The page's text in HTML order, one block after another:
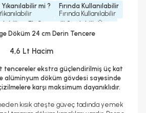
mi ?
Fırında Kullanılabilir
Fırında Kullanılabilir
Ek Garantili Satılabilir Ürün
Hiçbiri
2 Yıl
Döküm 24 cm Derin Tencere
4,6 Lt Hacim
tencereler ekstra güçlendirilmiş üç kat
alüminyum döküm gövdesi sayesinde
karşı maksimum dayanıklıdır.
kısık ateşte güveç tadında yemek